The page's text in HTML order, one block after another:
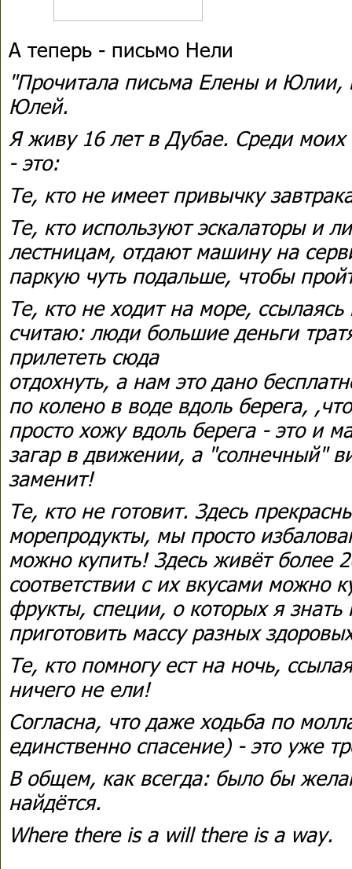
А теперь - письмо Нели
"Прочитала письма Елены и Юлии,
Юлей.
Я живу 16 лет в Дубае. Среди моих
- это:
Те, кто не имеет привычку
Те, кто используют эскалаторы и
лестницам, отдают машину на
паркую чуть подальше, чтобы
Те, кто не ходит на море, ссылаясь
считаю: люди большие деньги
прилететь сюда
отдохнуть, а нам это дано
по колено в воде вдоль берега,
просто хожу вдоль берега - это и
загар в движении, а "солнечный"
заменит!
Те, кто не готовит. Здесь
морепродукты, мы просто
можно купить! Здесь живёт более
соответствии с их вкусами можно
фрукты, специи, о которых я
приготовить массу разных
Те, кто помногу ест на ночь,
ничего не ели!
Согласна, что даже ходьба по
единственно спасение) - это уже
В общем, как всегда: было бы
найдётся.
Where there is a will there is a way.